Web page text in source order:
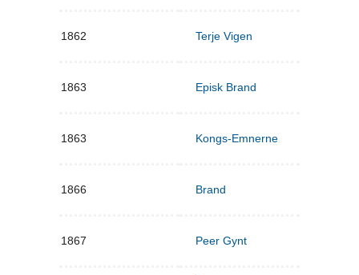
1862 Terje Vigen
1863 Episk Brand
1863 Kongs-Emnerne
1866 Brand
1867 Peer Gynt